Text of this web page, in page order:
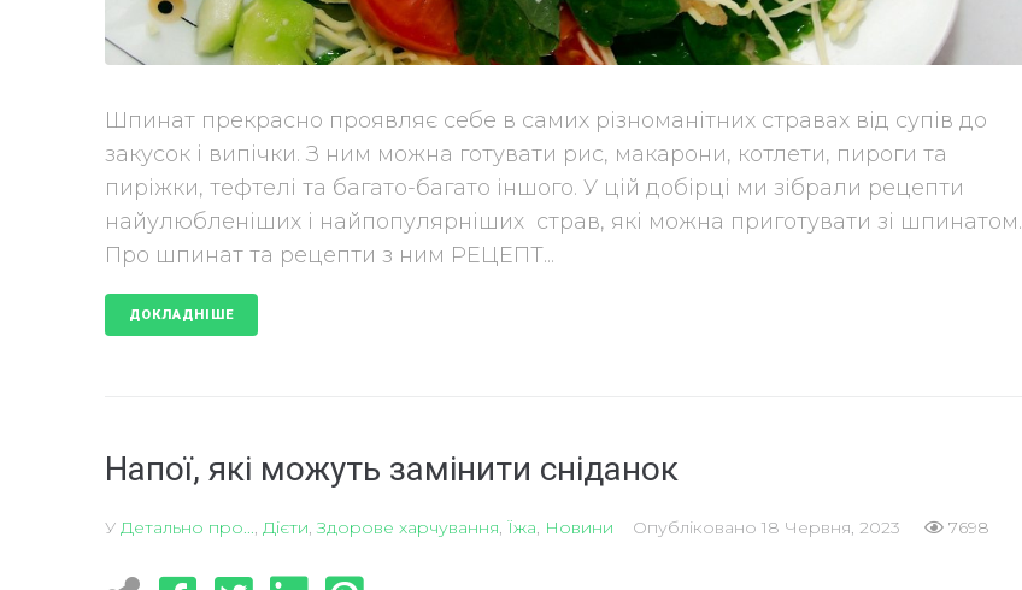
Шпинат прекрасно проявляє себе в самих різноманітних стравах від супів до
закусок і випічки. З ним можна готувати рис, макарони, котлети, пироги та
пиріжки, тефтелі та багато-багато іншого. У цій добірці ми зібрали рецепти
найулюбленіших і найпопулярніших страв, які можна приготувати зі шпинатом.
Про шпинат та рецепти з ним РЕЦЕПТ...
ДОКЛАДНІШЕ
Напої, які можуть замінити сніданок
У Детально про..., Дієти,Здорове харчування, Їжа, Новини Опубліковано 18 Червня, 2023 7698